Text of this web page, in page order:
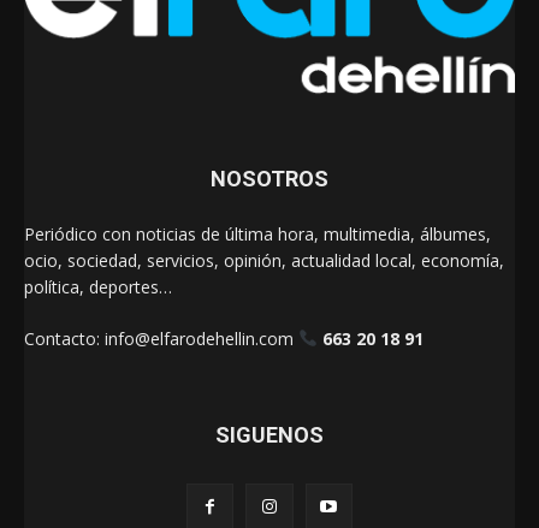
NOSOTROS
Periódico con noticias de última hora, multimedia, álbumes,
ocio, sociedad, servicios, opinión, actualidad local, economía,
política, deportes…
Contacto: info@elfarodehellin.com 663 20 18 91
SIGUENOS